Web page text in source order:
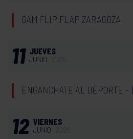
GAM FLIP FLAP ZARAGOZA
11 JUEVES
JUNIO
ENGANCHATE AL DEPORTE –
12 VIERNES
JUNIO